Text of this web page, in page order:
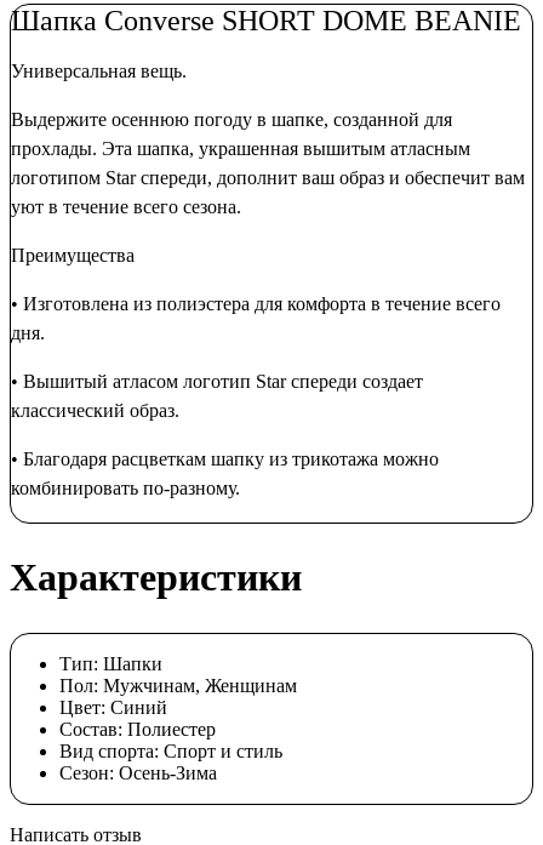
Шапка Converse SHORT DOME BEANIE
Универсальная вещь.
Выдержите осеннюю погоду в шапке, созданной для
прохлады. Эта шапка, украшенная вышитым атласным
логотипом Star спереди, дополнит ваш образ и обеспечит вам
уют в течение всего сезона.
Преимущества
• Изготовлена из полиэстера для комфорта в течение всего
дня.
• Вышитый атласом логотип Star спереди создает
классический образ.
• Благодаря расцветкам шапку из трикотажа можно
комбинировать по-разному.
Характеристики
Тип: Шапки
Пол: Мужчинам, Женщинам
Цвет: Cиний
Состав: Полиестер
Вид спорта: Спорт и стиль
Сезон: Осень-Зима
Написать отзыв